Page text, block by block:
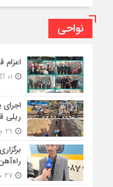
نواحی
اجرای
ریلی